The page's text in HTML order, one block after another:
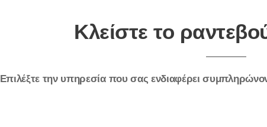
Κλείστε το
Επιλέξτε την υπηρεσία που σας ενδιαφέρει